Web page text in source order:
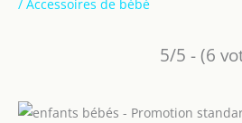
/ Accessoires de bébé
5/5 - (6